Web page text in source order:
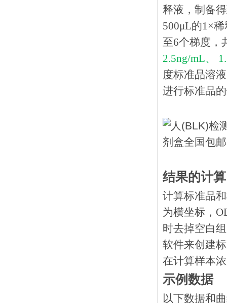
释液，制备
500μL的1×
至6个梯度，
2.5ng/mL、
度标准品溶
进行标准品
结果的计算
计算标准品
为横坐标，
时去掉空白
软件来创建
在计算样本
示例数据
以下数据和